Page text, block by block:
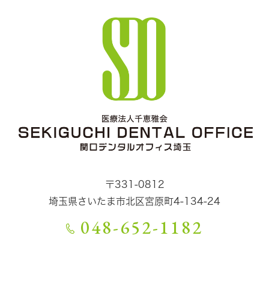
〒331-0812
埼玉県さいたま市北区宮原町4-134-24
048-652-1182